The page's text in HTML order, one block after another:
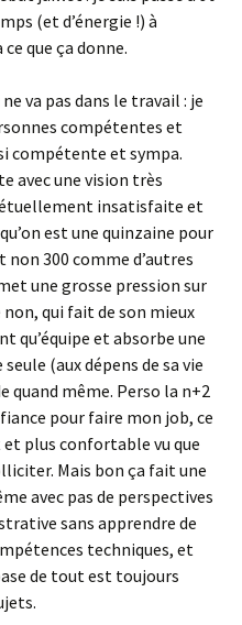
(et d’énergie !) à
que ça donne.
va pas dans le travail : je
compétentes et
compétente et sympa.
avec une vision très
insatisfaite et
est une quinzaine pour
300 comme d’autres
une grosse pression sur
non, qui fait de son mieux
qu’équipe et absorbe une
(aux dépens de sa vie
quand même. Perso la n+2
pour faire mon job, ce
plus confortable vu que
Mais bon ça fait une
avec pas de perspectives
sans apprendre de
techniques, et
de tout est toujours